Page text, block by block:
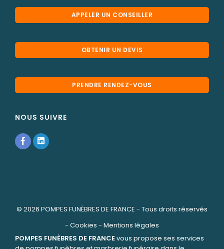
APPELER UN CONSEILLER
OBTENIR UN DEVIS
PRENDRE RENDEZ-VOUS
NOUS SUIVRE
© 2026 POMPES FUNÈBRES DE FRANCE - Tous droits réservés
- Cookies - Mentions légales
POMPES FUNÈBRES DE FRANCEvous propose ses services